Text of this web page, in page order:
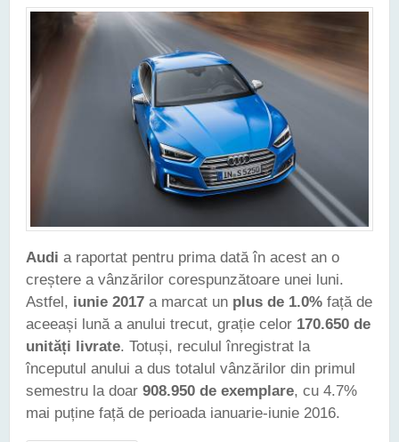
Audi a raportat pentru prima dată în acest an o
creștere a vânzărilor corespunzătoare unei luni.
Astfel, iunie 2017 a marcat un plus de 1.0% față de
aceeași lună a anului trecut, grație celor 170.650 de
unități livrate. Totuși, reculul înregistrat la
începutul anului a dus totalul vânzărilor din primul
semestru la doar 908.950 de exemplare, cu 4.7%
mai puține față de perioada ianuarie-iunie 2016.